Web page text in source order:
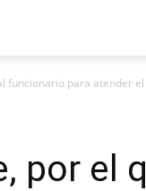
para atender
por el